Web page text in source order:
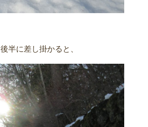
後半に差し掛かると、